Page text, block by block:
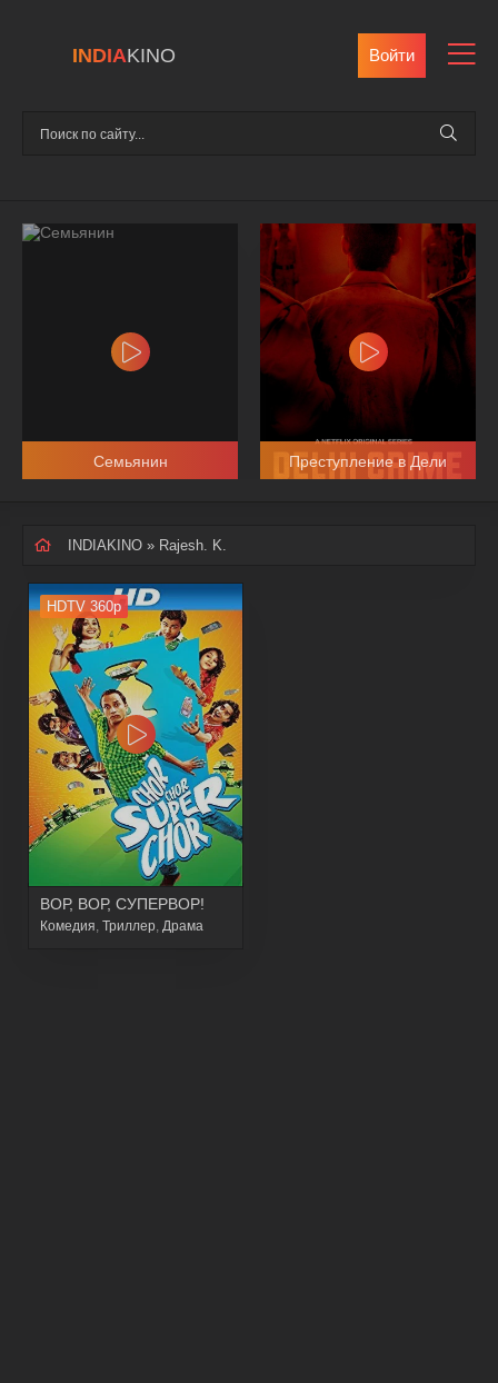
INDIAKINO Войти
Семьянин Преступление в Дели
INDIAKINO » Rajesh. K.
HDTV 360p
ВОР, ВОР, СУПЕРВОР!
Комедия Триллер Драма